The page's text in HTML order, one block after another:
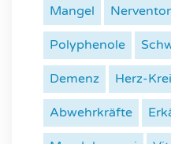
Mangel
Polyphenole
Demenz Herz-
Abwehrkräfte